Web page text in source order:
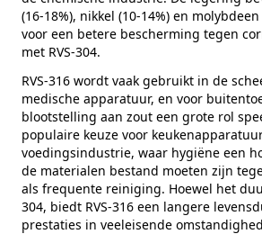
(16-18%), nikkel (10-14%) en
voor een betere bescherming tegen
met RVS-304.
RVS-316 wordt vaak gebruikt in de
medische apparatuur, en voor
blootstelling aan zout een grote rol
populaire keuze voor
voedingsindustrie, waar hygiëne een
de materialen bestand moeten zijn
als frequente reiniging. Hoewel het
304, biedt RVS-316 een langere
prestaties in veeleisende